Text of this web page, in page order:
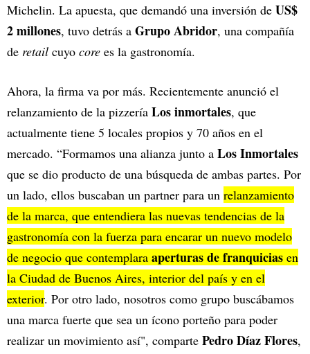
Michelin. La apuesta, que demandó una inversión de US$
2 millones, tuvo detrás a Grupo Abridor, una compañía
de retail cuyo core es la gastronomía.
Ahora, la firma va por más. Recientemente anunció el
relanzamiento de la pizzería Los inmortales, que
actualmente tiene 5 locales propios y 70 años en el
mercado. “Formamos una alianza junto a Los Inmortales
que se dio producto de una búsqueda de ambas partes. Por
un lado, ellos buscaban un partner para un relanzamiento
de la marca, que entendiera las nuevas tendencias de la
gastronomía con la fuerza para encarar un nuevo modelo
de negocio que contemplara aperturas de franquicias en
la Ciudad de Buenos Aires, interior del país y en el
exterior. Por otro lado, nosotros como grupo buscábamos
una marca fuerte que sea un ícono porteño para poder
realizar un movimiento así", comparte Pedro Díaz Flores,